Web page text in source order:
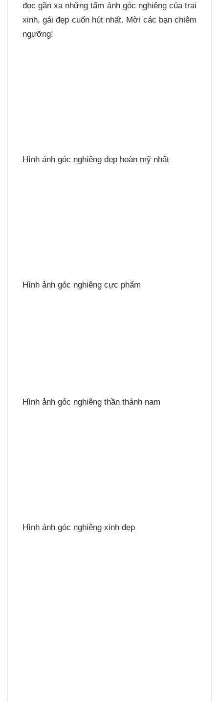
đọc gần xa những tấm ảnh góc nghiêng của trai
xinh, gái đẹp cuốn hút nhất. Mời các bạn chiêm
ngưỡng!
Hình ảnh góc nghiêng đẹp hoàn mỹ nhất
Hình ảnh góc nghiêng cực phẩm
Hình ảnh góc nghiêng thần thánh nam
Hình ảnh góc nghiêng xinh đẹp